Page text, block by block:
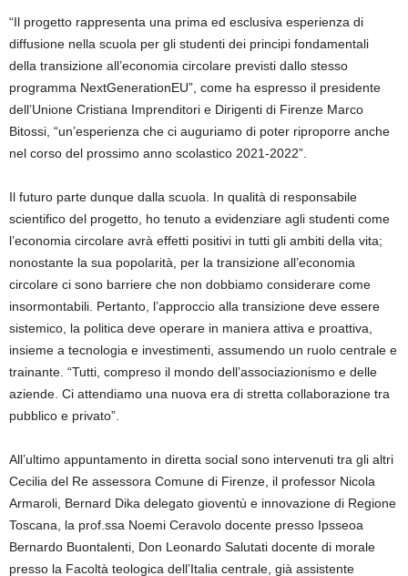
“Il progetto rappresenta una prima ed esclusiva esperienza di
diffusione nella scuola per gli studenti dei principi fondamentali
della transizione all’economia circolare previsti dallo stesso
programma NextGenerationEU”, come ha espresso il presidente
dell’Unione Cristiana Imprenditori e Dirigenti di Firenze Marco
Bitossi , “un’esperienza che ci auguriamo di poter riproporre anche
nel corso del prossimo anno scolastico 2021-2022”
Il futuro parte dunque dalla scuola. In qualità di responsabile
scientifico del progetto, ho tenuto a evidenziare agli studenti come
l’economia circolare avrà effetti positivi in tutti gli ambiti della vita;
nonostante la sua popolarità, per la transizione all’economia
circolare ci sono barriere che non dobbiamo considerare come
insormontabili. Pertanto, l’approccio alla transizione deve essere
sistemico, la politica deve operare in maniera attiva e proattiva,
insieme a tecnologia e investimenti, assumendo un ruolo centrale e
trainante. “Tutti, compreso il mondo dell’associazionismo e delle
aziende. Ci attendiamo una nuova era di stretta collaborazione tra
pubblico e privato”.
All’ultimo appuntamento in diretta social sono intervenuti tra gli altri
Cecilia del Re assessora Comune di Firenze, il professor Nicola
Armaroli , Bernard Dika delegato gioventù e innovazione di Regione
Toscana, la prof.ssa Noemi Ceravolo docente presso Ipsseoa
Bernardo Buontalenti , Don Leonardo Salutati docente di morale
presso la Facoltà teologica dell’Italia centrale, già assistente